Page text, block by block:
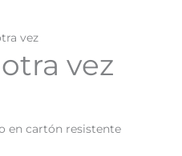
vez
vez
en cartón resistente